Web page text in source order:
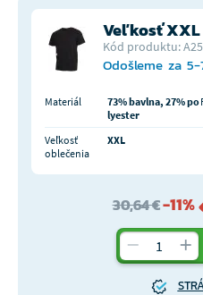
Veľkosť XXL
Kód produktu:
Odošleme za
Materiál
73% bavlna, 27% po
lyester
Veľkosť
oblečenia
XXL
30,64 €-11%